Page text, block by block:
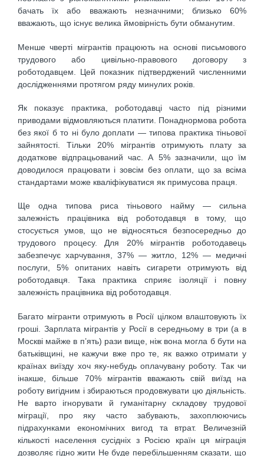
бачать їх або вважають незначними; близько 60%
вважають, що існує велика ймовірність бути обманутим.
Менше чверті мігрантів працюють на основі письмового
трудового або цивільно-правового договору з
роботодавцем. Цей показник підтверджений численними
дослідженнями протягом ряду минулих років.
Як показує практика, роботодавці часто під різними
приводами відмовляються платити. Понаднормова робота
без якої б то ні було доплати — типова практика тіньової
зайнятості. Тільки 20% мігрантів отримують плату за
додаткове відпрацьований час. А 5% зазначили, що їм
доводилося працювати і зовсім без оплати, що за всіма
стандартами може кваліфікуватися як примусова праця.
Ще одна типова риса тіньового найму — сильна
залежність працівника від роботодавця в тому, що
стосується умов, що не відносяться безпосередньо до
трудового процесу. Для 20% мігрантів роботодавець
забезпечує харчування, 37% — житло, 12% — медичні
послуги, 5% опитаних навіть сигарети отримують від
роботодавця. Така практика сприяє ізоляції і повну
залежність працівника від роботодавця.
Багато мігранти отримують в Росії цілком влаштовують їх
гроші. Зарплата мігрантів у Росії в середньому в три (а в
Москві майже в п’ять) рази вище, ніж вона могла б бути на
батьківщині, не кажучи вже про те, як важко отримати у
країнах виїзду хоч яку-небудь оплачувану роботу. Так чи
інакше, більше 70% мігрантів вважають свій виїзд на
роботу вигідним і збираються продовжувати цю діяльність.
Не варто ігнорувати й гуманітарну складову трудової
міграції, про яку часто забувають, захоплюючись
підрахунками економічних вигод та втрат. Величезній
кількості населення сусідніх з Росією країн ця міграція
дозволяє гідно жити Не буде перебільшенням сказати, що